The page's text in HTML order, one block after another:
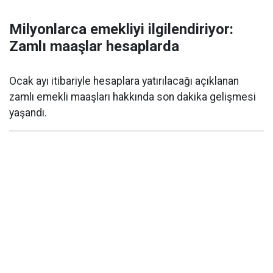
Milyonlarca emekliyi ilgilendiriyor:
Zamlı maaşlar hesaplarda
Ocak ayı itibariyle hesaplara yatırılacağı açıklanan
zamlı emekli maaşları hakkında son dakika gelişmesi
yaşandı.